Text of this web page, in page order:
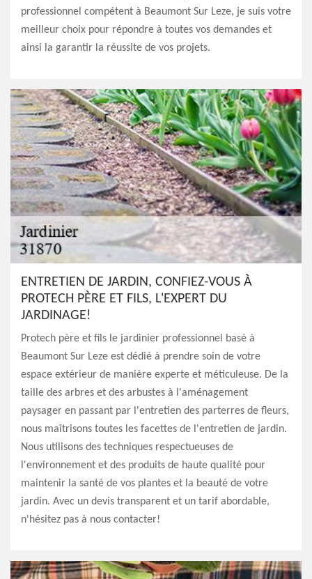
professionnel compétent à Beaumont Sur Leze, je suis votre
meilleur choix pour répondre à toutes vos demandes et
ainsi la garantir la réussite de vos projets.
ENTRETIEN DE JARDIN, CONFIEZ-VOUS À
PROTECH PÈRE ET FILS, L'EXPERT DU
JARDINAGE!
Protech père et fils le jardinier professionnel basé à
Beaumont Sur Leze est dédié à prendre soin de votre
espace extérieur de manière experte et méticuleuse. De la
taille des arbres et des arbustes à l'aménagement
paysager en passant par l'entretien des parterres de fleurs,
nous maîtrisons toutes les facettes de l'entretien de jardin.
Nous utilisons des techniques respectueuses de
l'environnement et des produits de haute qualité pour
maintenir la santé de vos plantes et la beauté de votre
jardin. Avec un devis transparent et un tarif abordable,
n'hésitez pas à nous contacter!